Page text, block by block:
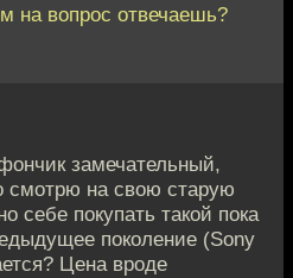
на вопрос отвечаешь?
замечательный,
смотрю на свою старую
себе покупать такой пока
поколение (Sony
Цена вроде